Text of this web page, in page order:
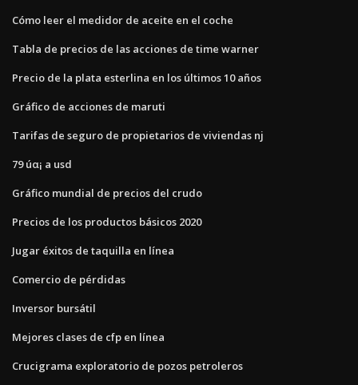
Cómo leer el medidor de aceite en el coche
Tabla de precios de las acciones de time warner
Precio de la plata esterlina en los últimos 10 años
Gráfico de acciones de maruti
Tarifas de seguro de propietarios de viviendas nj
79 úα¡ a usd
Gráfico mundial de precios del crudo
Precios de los productos básicos 2020
Jugar éxitos de taquilla en línea
Comercio de pérdidas
Inversor bursátil
Mejores clases de cfp en línea
Crucigrama exploratorio de pozos petroleros